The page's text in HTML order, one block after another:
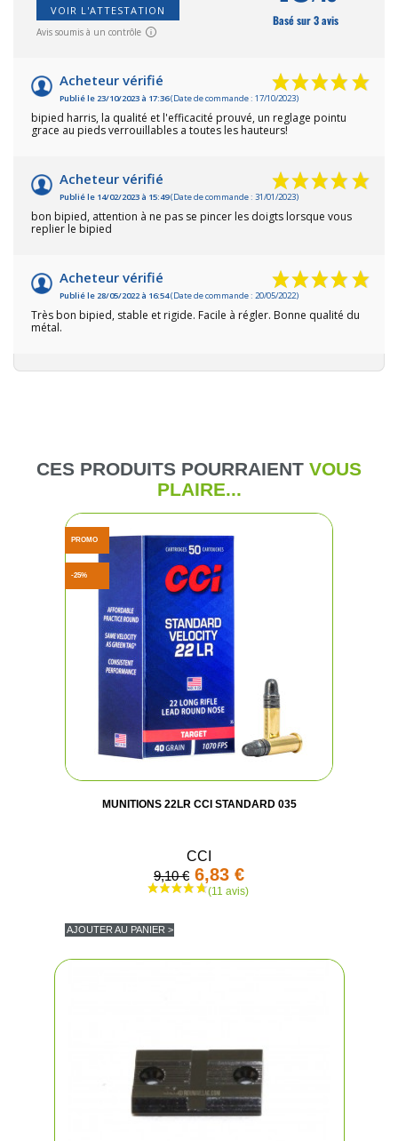
VOIR L'ATTESTATION
Avis soumis à un contrôle
Basé sur 3 avis
Acheteur vérifié
Publié le 23/10/2023 à 17:36(Date de commande : 17/10/2023)
bipied harris, la qualité et l'efficacité prouvé, un reglage pointu
grace au pieds verrouillables a toutes les hauteurs!
Acheteur vérifié
Publié le 14/02/2023 à 15:49(Date de commande : 31/01/2023)
bon bipied, attention à ne pas se pincer les doigts lorsque vous
replier le bipied
Acheteur vérifié
Publié le 28/05/2022 à 16:54(Date de commande : 20/05/2022)
Très bon bipied, stable et rigide. Facile à régler. Bonne qualité du
métal.
CES PRODUITS POURRAIENT VOUS
PLAIRE...
MUNITIONS 22LR CCI STANDARD 035
CCI
9,10 € 6,83 €
AJOUTER AU PANIER >
PROMO
-25%